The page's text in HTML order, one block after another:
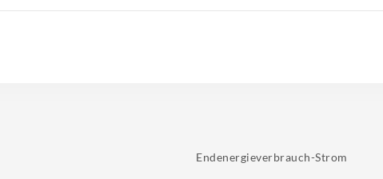
Endenergieverbrauch-Strom